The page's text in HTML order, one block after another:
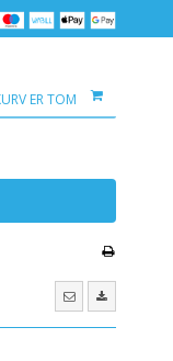
ER TOM